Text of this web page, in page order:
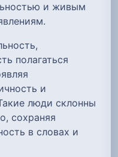
и живым
полагаться
и
люди склонны
сохраняя
в словах и